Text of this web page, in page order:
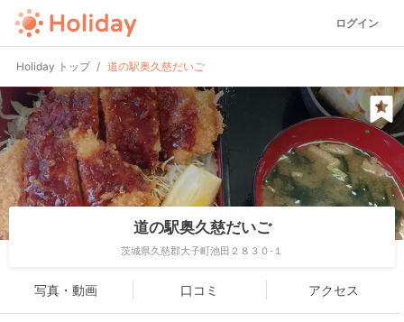
ログイン
Holiday トップ 道の駅奥久慈だいご
道の駅奥久慈だいご
茨城県久慈郡大子町池田２８３０-１
写真・動画 口コミ アクセス